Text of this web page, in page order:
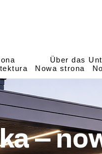
Über das
Nowa strona
–